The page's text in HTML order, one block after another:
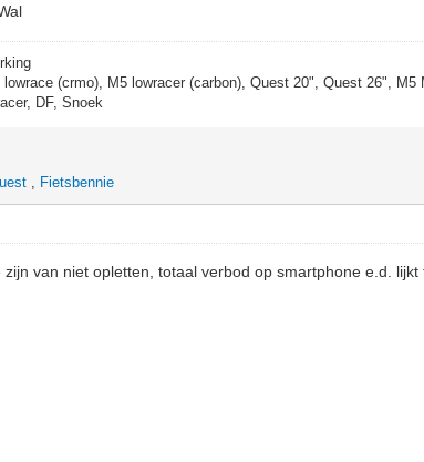
(crmo), M5 lowracer (carbon), Quest 20", Quest 26", M5
DF, Snoek
, Fietsbennie
zijn van niet opletten, totaal verbod op smartphone e.d.